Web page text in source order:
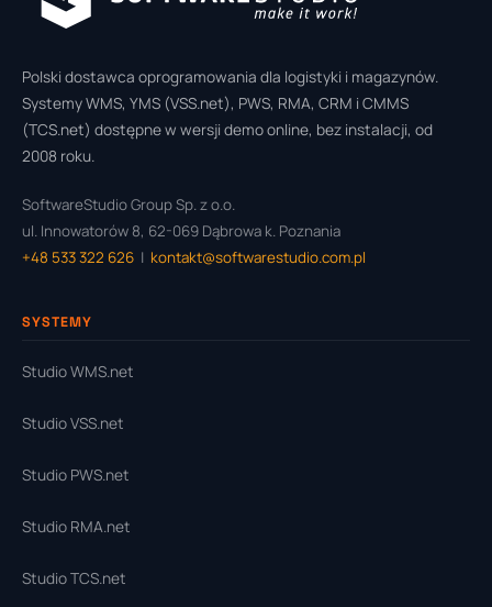
Polski dostawca oprogramowania dla logistyki i magazynów.
Systemy WMS, YMS (VSS.net), PWS, RMA, CRM i CMMS
(TCS.net) dostępne w wersji demo online, bez instalacji, od
2008 roku.
SoftwareStudio Group Sp. z o.o.
ul. Innowatorów 8, 62-069 Dąbrowa k. Poznania
+48 533 322 626 | kontakt@softwarestudio.com.pl
SYSTEMY
Studio WMS.net
Studio VSS.net
Studio PWS.net
Studio RMA.net
Studio TCS.net